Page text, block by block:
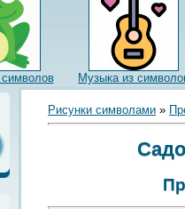
Музыка из
Рисунки символами »